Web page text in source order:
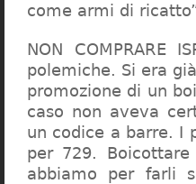
come armi di
NON COMPRARE
polemiche. Si era
promozione di un
caso non aveva
un codice a barre. I
per 729.
abbiamo per farli